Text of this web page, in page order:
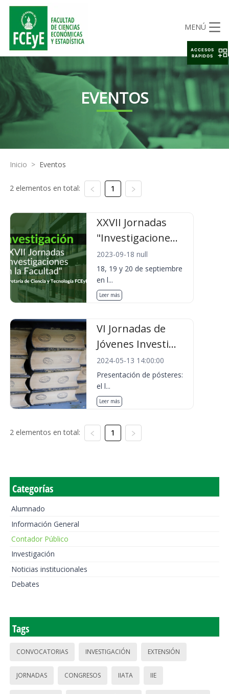
MENÚ
EVENTOS
Inicio > Eventos
2 elementos en total: 1
XXVII Jornadas
"Investigacione...
2023-09-18 null
18, 19 y 20 de septiembre
en l...
Leer más
VI Jornadas de
Jóvenes Investi...
2024-05-13 14:00:00
Presentación de pósteres:
el l...
Leer más
2 elementos en total: 1
Categorías
Alumnado
Información General
Contador Público
Investigación
Noticias institucionales
Debates
Tags
CONVOCATORIAS INVESTIGACIÓN EXTENSIÓN
JORNADAS CONGRESOS IIATA IIE
ACCESOS
RAPIDOS